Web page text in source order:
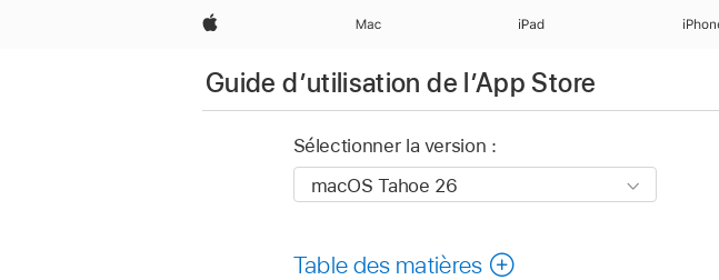
Apple Mac iPad
Guide d’utilisation de l’App Store
Sélectionner la version :
Table des matières